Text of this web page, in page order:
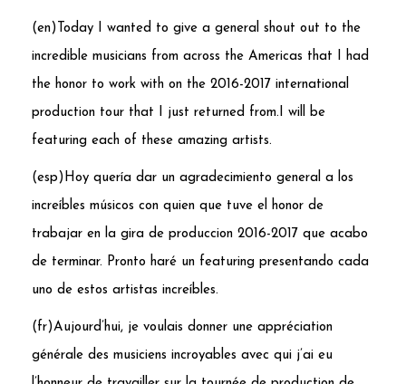
(en)Today I wanted to give a general shout out to the
incredible musicians from across the Americas that I had
the honor to work with on the 2016-2017 international
production tour that I just returned from.I will be
featuring each of these amazing artists.
(esp)Hoy quería dar un agradecimiento general a los
increíbles músicos con quien que tuve el honor de
trabajar en la gira de produccion 2016-2017 que acabo
de terminar. Pronto haré un featuring presentando cada
uno de estos artistas increíbles.
(fr)Aujourd’hui, je voulais donner une appréciation
générale des musiciens incroyables avec qui j’ai eu